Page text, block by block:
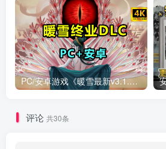
PC/安卓游戏《暖雪最新v3.1.0.1》终业DLC整合版！
评论 共30条